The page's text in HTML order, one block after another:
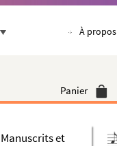
À propos
Panier
Manuscrits et